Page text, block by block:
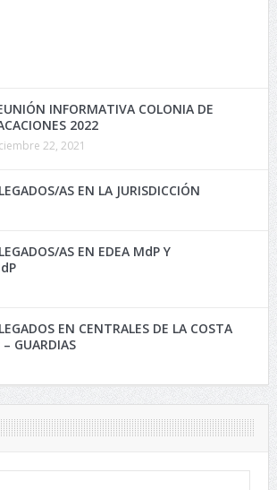
INFORMATIVA COLONIA DE
2022
22, 2021
AS EN LA JURISDICCIÓN
AS EN EDEA MdP Y
EN CENTRALES DE LA COSTA
GUARDIAS